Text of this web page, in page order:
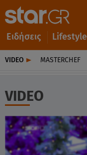
Ειδήσεις Lifestyle
VIDEO MASTERCHEF
VIDEO